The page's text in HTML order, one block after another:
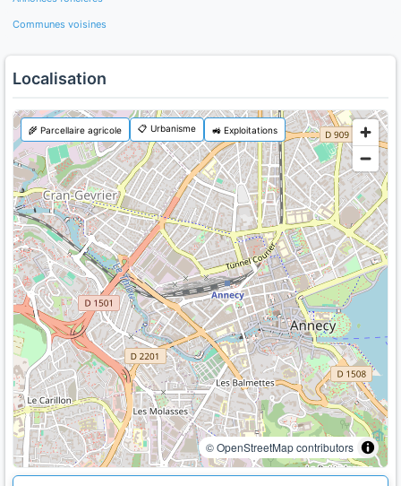
Communes voisines
Localisation
© OpenStreetMap contributors
🌾 Parcellaire agricole 📋 Urbanisme 🚜 Exploitations